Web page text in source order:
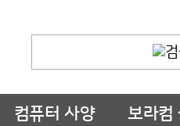
컴퓨터 사양 보라컴